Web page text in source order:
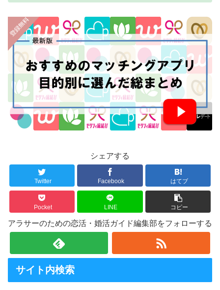
シェアする
Twitter Facebook はてブ
Pocket LINE コピー
アラサーのための恋活・婚活ガイド編集部をフォローする
サイト内検索